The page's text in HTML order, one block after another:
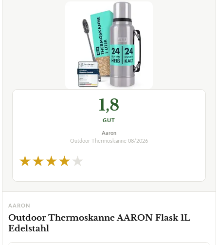
1,8
GUT
Aaron
Outdoor-Thermoskanne 08/2026
★★★★★
AARON
Outdoor Thermoskanne AARON Flask 1L
Edelstahl